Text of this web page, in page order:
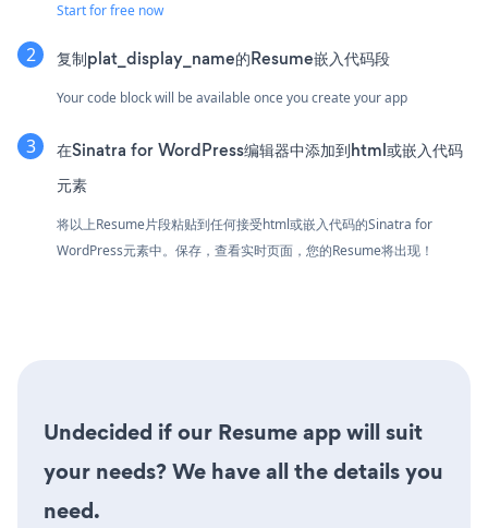
Start for free now
复制plat_display_name的Resume嵌入代码段
Your code block will be available once you create your app
在Sinatra for WordPress编辑器中添加到html或嵌入代码
元素
将以上Resume片段粘贴到任何接受html或嵌入代码的Sinatra for
WordPress元素中。保存，查看实时页面，您的Resume将出现！
Undecided if our Resume app will suit
your needs? We have all the details you
need.